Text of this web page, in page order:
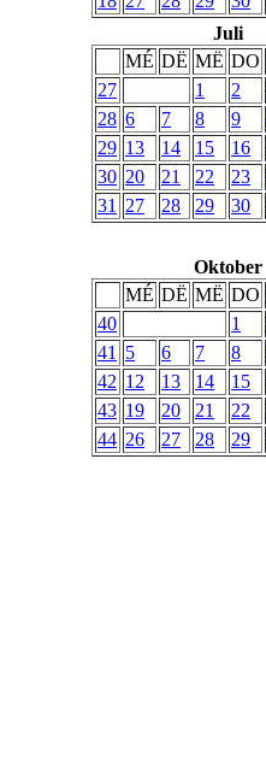
Juli
MÉ DË MË DO
27
1 2
28 6 7 8 9
29 13 14 15 16
30 20 21 22 23
31
27 28 29 30
Oktober
MÉ DË MË DO
40
1
41
5 6 7 8
42 12 13 14 15
43 19 20 21 22
44 26 27 28 29